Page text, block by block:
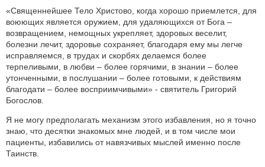
«Священнейшее Тело Христово, когда хорошо приемлется, для
воюющих является оружием, для удаляющихся от Бога –
возвращением, немощных укрепляет, здоровых веселит,
болезни лечит, здоровье сохраняет, благодаря ему мы легче
исправляемся, в трудах и скорбях делаемся более
терпеливыми, в любви – более горячими, в знании – более
утонченными, в послушании – более готовыми, к действиям
благодати – более восприимчивыми» - святитель Григорий
Богослов.
Я не могу предполагать механизм этого избавления, но я точно
знаю, что десятки знакомых мне людей, и в том числе мои
пациенты, избавились от навязчивых мыслей именно после
Таинств.